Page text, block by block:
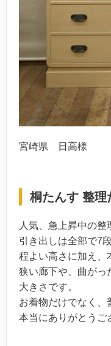
宮崎県 日高様
桐たんす 整理
人気、急上昇中の整
引き出しは全部で7段
程よい高さに加え、
狭い廊下や、曲がっ
大きさです。
お着物だけでなく、
本当にありがとうご